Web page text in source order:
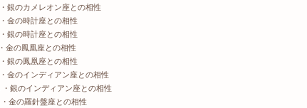
・銀のカメレオン座との相性
・金の時計座との相性
・銀の時計座との相性
・金の鳳凰座との相性
・銀の鳳凰座との相性
・金のインディアン座との相性
・銀のインディアン座との相性
・金の羅針盤座との相性